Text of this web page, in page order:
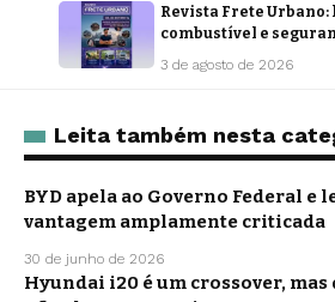
Revista Frete
combustível e
3 de agosto de 2026
Leita também nesta
BYD apela ao Governo Federal e
vantagem amplamente criticada
30 de junho de 2026
Hyundai i20 é um crossover, mas